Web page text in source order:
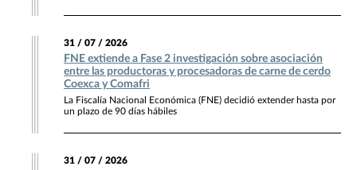
31 / 07 / 2026
FNE extiende a Fase 2 investigación sobre asociación
entre las productoras y procesadoras de carne de cerdo
Coexca y Comafri
La Fiscalía Nacional Económica (FNE) decidió extender hasta por
un plazo de 90 días hábiles
31 / 07 / 2026